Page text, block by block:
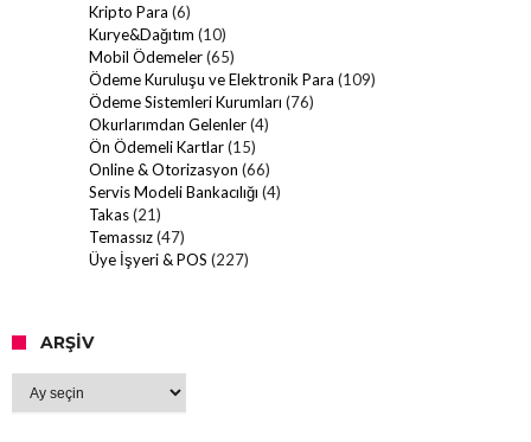
Kripto Para (6)
Kurye&Dağıtım (10)
Mobil Ödemeler(65)
Ödeme Kuruluşu ve Elektronik Para (109)
Ödeme Sistemleri Kurumları (76)
Okurlarımdan Gelenler(4)
Ön Ödemeli Kartlar(15)
Online & Otorizasyon (66)
Servis Modeli Bankacılığı (4)
Takas(21)
Temassız(47)
Üye İşyeri & POS (227)
ARŞIV